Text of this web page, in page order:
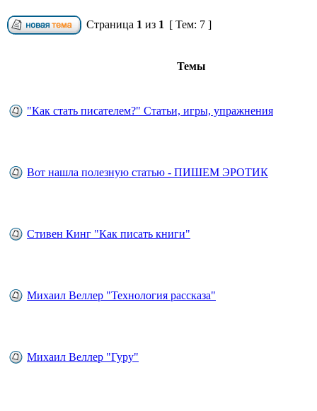
Страница 1 из 1 [ Тем: 7 ]
Темы
"Как стать писателем?" Статьи, игры, упражнения
Вот нашла полезную статью - ПИШЕМ ЭРОТИК
Стивен Кинг "Как писать книги"
Михаил Веллер "Технология рассказа"
Михаил Веллер "Гуру"